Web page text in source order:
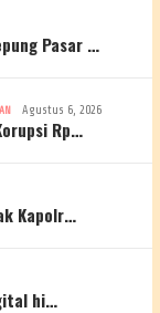
Pasar …
Agustus 6, 2026
Rp…
Kapolr…
hi…